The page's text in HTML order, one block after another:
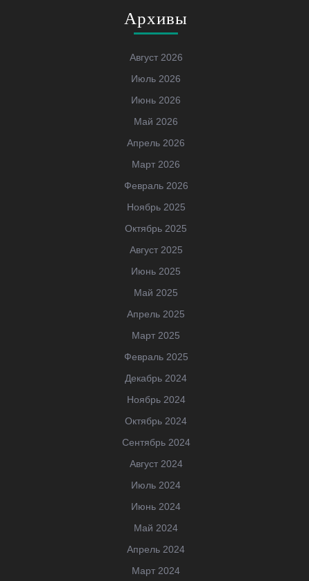
Архивы
Август 2026
Июль 2026
Июнь 2026
Май 2026
Апрель 2026
Март 2026
Февраль 2026
Ноябрь 2025
Октябрь 2025
Август 2025
Июнь 2025
Май 2025
Апрель 2025
Март 2025
Февраль 2025
Декабрь 2024
Ноябрь 2024
Октябрь 2024
Сентябрь 2024
Август 2024
Июль 2024
Июнь 2024
Май 2024
Апрель 2024
Март 2024